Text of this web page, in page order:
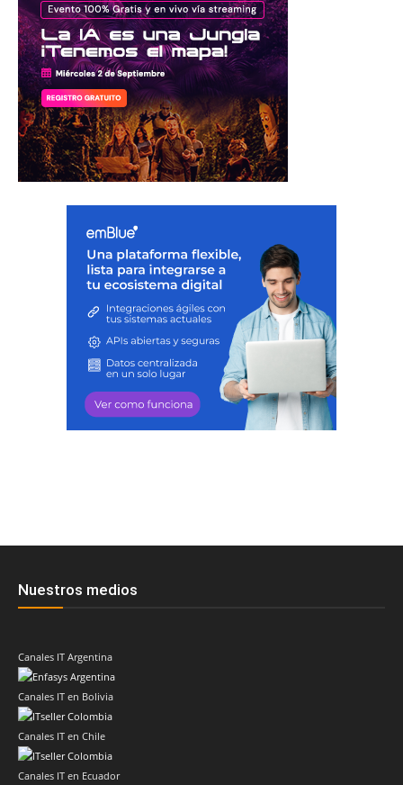
Nuestros medios
Canales IT Argentina
Canales IT en Bolivia
Canales IT en Chile
Canales IT en Ecuador